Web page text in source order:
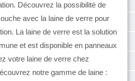
Découvrez la possibilité de
avec la laine de verre pour
La laine de verre est la solution
et est disponible en panneaux
votre laine de verre chez
notre gamme de laine :